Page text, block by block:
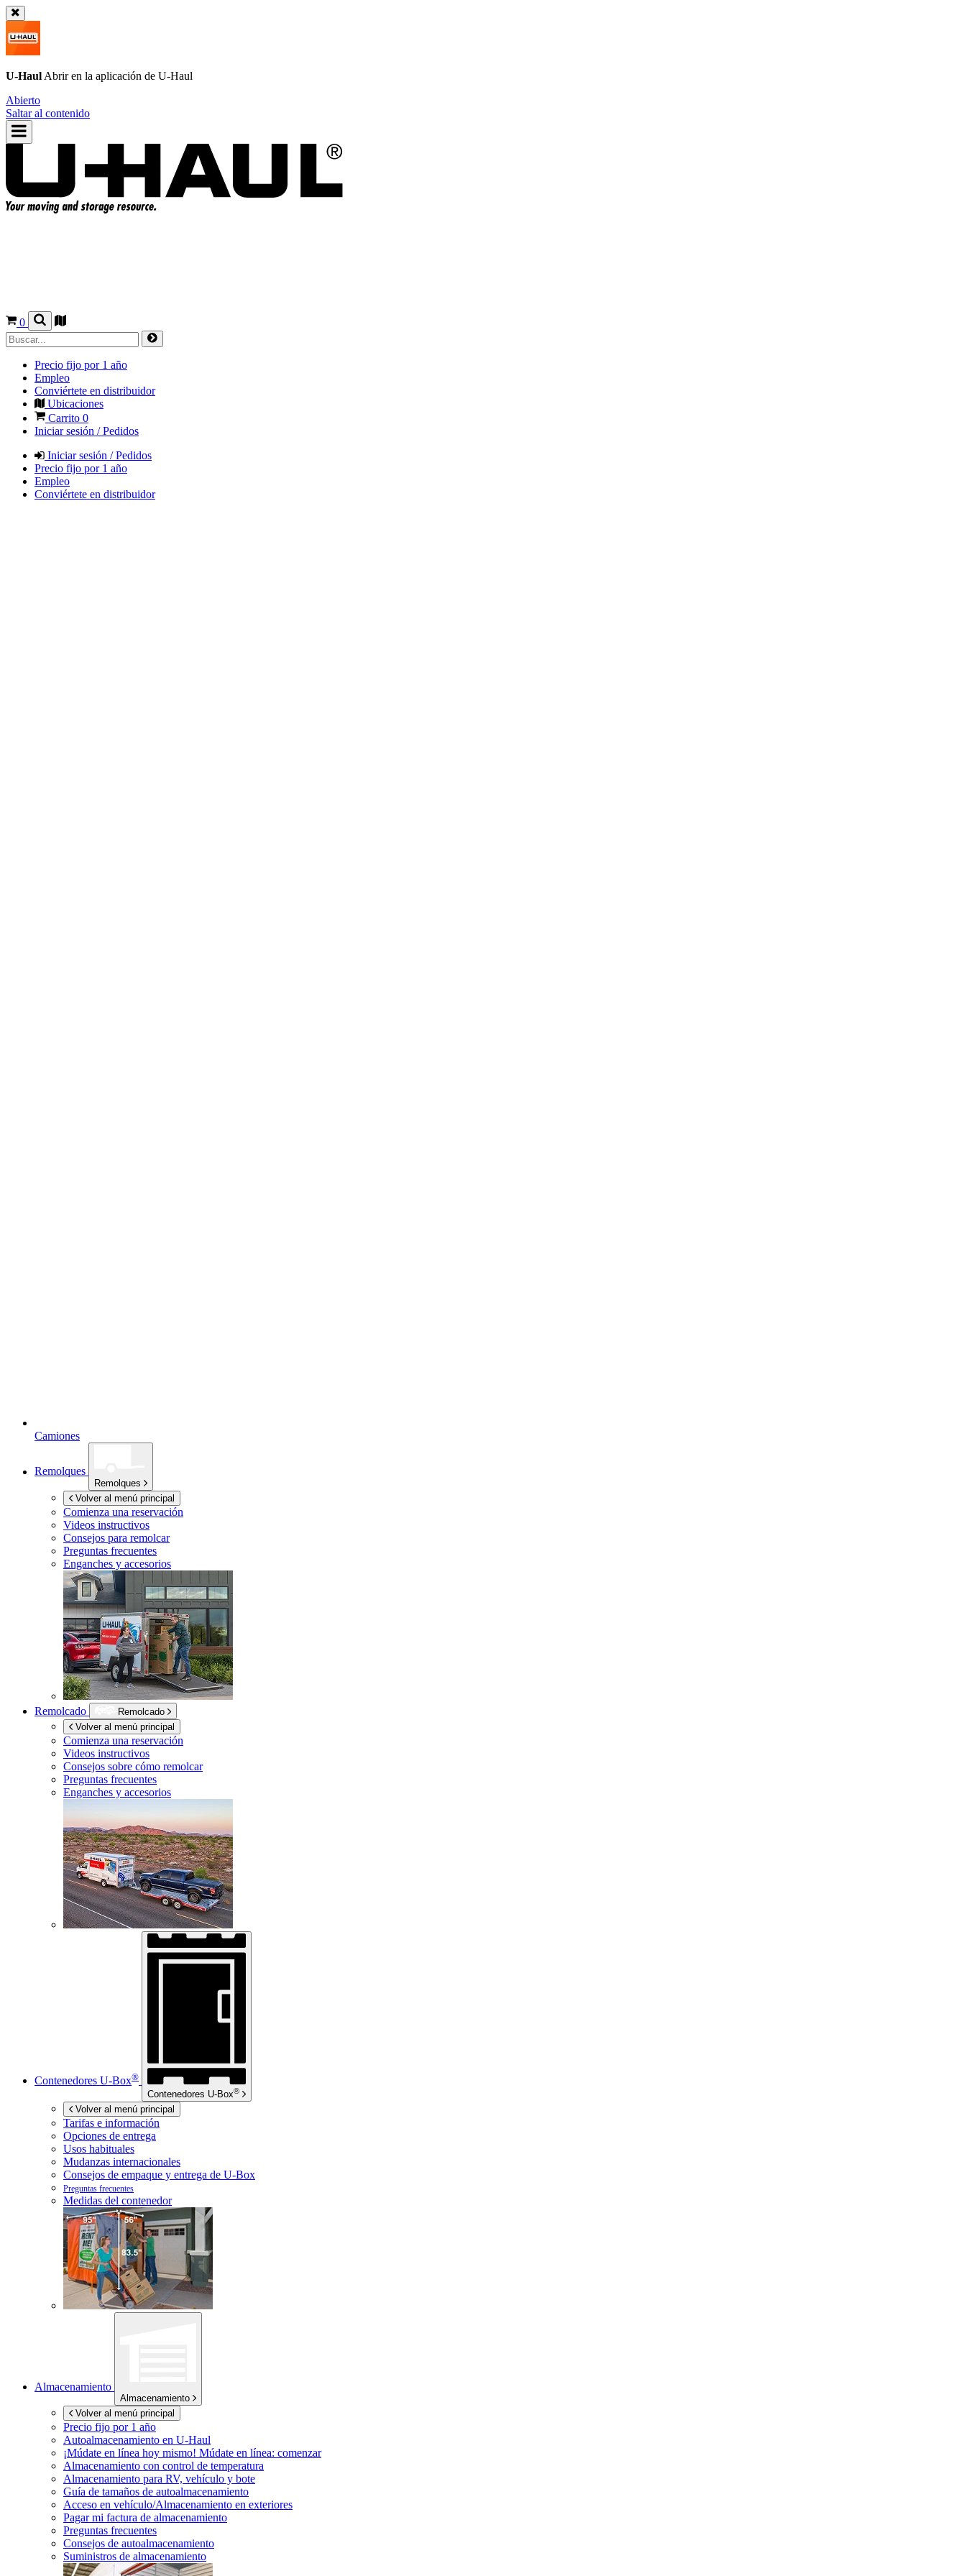
U-Haul Abrir en la aplicación de U-Haul
Abierto
Saltar al contenido
0
Precio fijo por 1 año
Empleo
Conviértete en distribuidor
Ubicaciones
Carrito 0
Iniciar sesión / Pedidos
Iniciar sesión / Pedidos
Precio fijo por 1 año
Empleo
Conviértete en distribuidor
Camiones
Remolques
Remolques
Volver al menú principal
Comienza una reservación
Videos instructivos
Consejos para remolcar
Preguntas frecuentes
Enganches y accesorios
Remolcado
Remolcado
Volver al menú principal
Comienza una reservación
Videos instructivos
Consejos sobre cómo remolcar
Preguntas frecuentes
Enganches y accesorios
Contenedores U-Box®
Contenedores U-Box®
Volver al menú principal
Tarifas e información
Opciones de entrega
Usos habituales
Mudanzas internacionales
Consejos de empaque y entrega de U-Box
Preguntas frecuentes
Medidas del contenedor
Almacenamiento
Almacenamiento
Volver al menú principal
Precio fijo por 1 año
Autoalmacenamiento en U-Haul
¡Múdate en línea hoy mismo! Múdate en línea: comenzar
Almacenamiento con control de temperatura
Almacenamiento para RV, vehículo y bote
Guía de tamaños de autoalmacenamiento
Acceso en vehículo/Almacenamiento en exteriores
Pagar mi factura de almacenamiento
Preguntas frecuentes
Consejos de autoalmacenamiento
Suministros de almacenamiento